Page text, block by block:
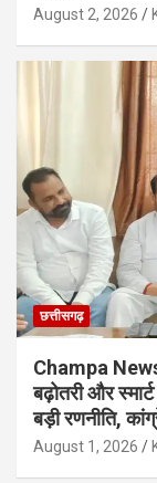
August 2, 2026
छत्तीसगढ़
Champa
बढ़ोतरी और
बड़ी रणनीति,
August 1, 2026